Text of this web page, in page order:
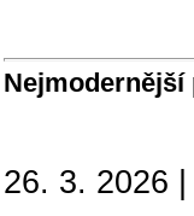
Nejmodernější
26. 3. 2026